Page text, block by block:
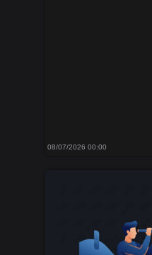
08/07/2026 00:00